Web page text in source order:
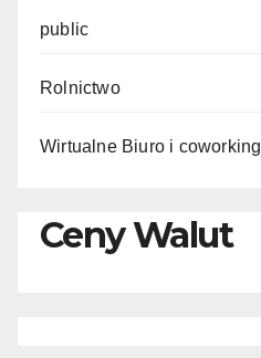
public
Rolnictwo
Wirtualne Biuro i coworking
Ceny Walut